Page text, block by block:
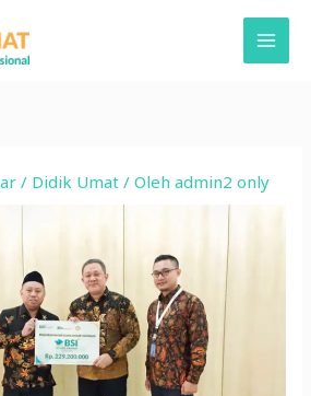
/ Didik Umat / Olehadmin2 only